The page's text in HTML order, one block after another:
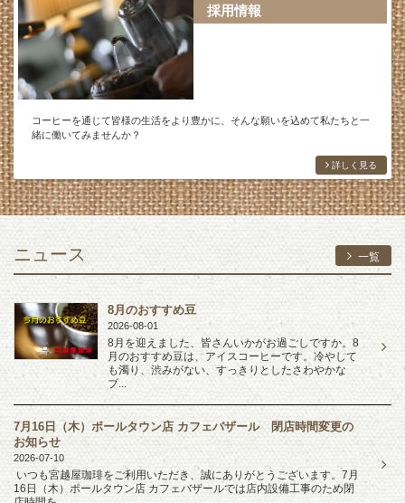
採用情報
コーヒーを通じて皆様の生活をより豊かに、そんな願いを込めて私たちと一
緒に働いてみませんか？
詳しく見る
ニュース 一覧
8月のおすすめ豆
2026-08-01
8月を迎えました、皆さんいかがお過ごしですか。8
月のおすすめ豆は、アイスコーヒーです。冷やして
も濁り、渋みがない、すっきりとしたさわやかな
ブ...
7月16日（木）ポールタウン店 カフェバザール 閉店時間変更の
お知らせ
2026-07-10
いつも宮越屋珈琲をご利用いただき、誠にありがとうございます。7月
16日（木）ポールタウン店 カフェバザールでは店内設備工事のため閉